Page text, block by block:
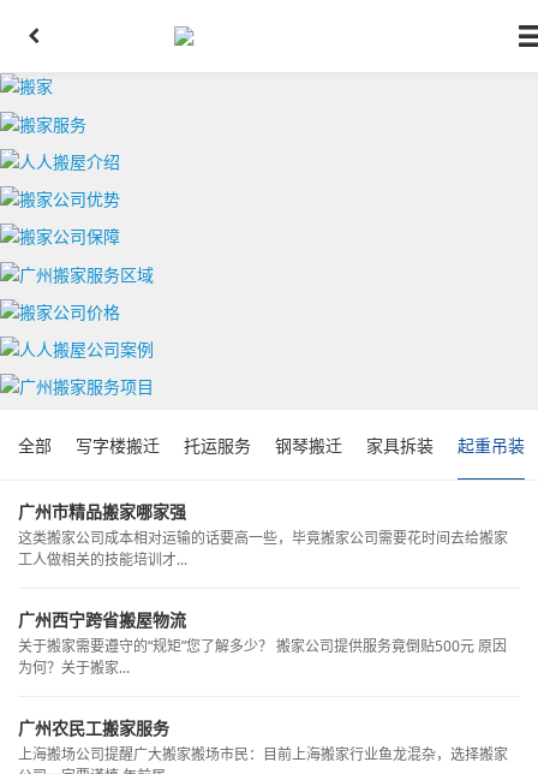
全部 写字楼搬迁 托运服务 钢琴搬迁 家具拆装 起重吊装
广州市精品搬家哪家强
这类搬家公司成本相对运输的话要高一些，毕竟搬家公司需要花时间去给搬家
工人做相关的技能培训才...
广州西宁跨省搬屋物流
关于搬家需要遵守的“规矩”您了解多少？ 搬家公司提供服务竟倒贴500元 原因
为何？关于搬家...
广州农民工搬家服务
上海搬场公司提醒广大搬家搬场市民：目前上海搬家行业鱼龙混杂，选择搬家